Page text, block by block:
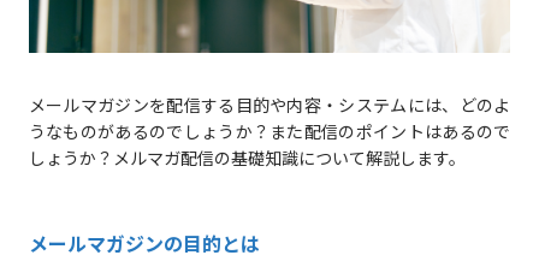
メールマガジンを配信する目的や内容・システムには、どのよ
うなものがあるのでしょうか？また配信のポイントはあるので
しょうか？メルマガ配信の基礎知識について解説します。
メールマガジンの目的とは